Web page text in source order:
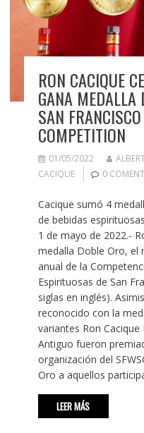
RON CACIQUE
GANA MEDALLA
SAN
COMPETITION
01/05/2022
CACIQUE
0
Cacique sumó 4
de bebidas
1 de mayo de 2022.-
medalla Doble Oro, el
anual de la
Espirituosas de San
siglas en inglés).
reconocido con la
variantes Ron Cacique
Antiguo fueron
organización del
Oro a aquellos
LEER MÁS